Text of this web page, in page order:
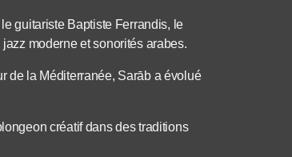
guitariste Baptiste Ferrandis, le
moderne et sonorités arabes.
de la Méditerranée, Sarāb a évolué
créatif dans des traditions